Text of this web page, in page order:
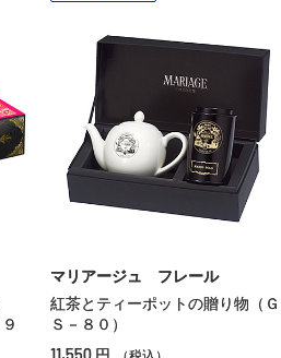
マリアージュ フレール
紅茶とティーポットの贈り物（Ｇ
Ｓ－８０）
11,550 円